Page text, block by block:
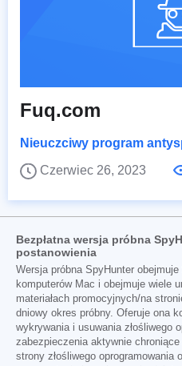
Fuq.com
Nieuczciwy program
Czerwiec 26, 2023
Bezpłatna wersja próbna
postanowienia
Wersja próbna SpyHunter
komputerów Mac i obejmuje wiele
materiałach promocyjnych/na
dniowy okres próbny. Oferuje ona
wykrywania i usuwania złośliwego
zabezpieczenia aktywnie
strony złośliwego oprogramowania